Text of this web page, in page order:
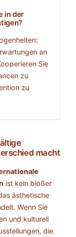
in der
an
Sie
zu
zu
macht
ist kein bloßer
ästhetische
Wenn Sie
und kulturell
die